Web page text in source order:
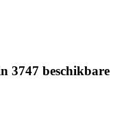
3747 beschikbare